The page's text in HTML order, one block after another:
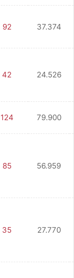
92 37.374
42 24.526
124 79.900
85 56.959
35 27.770